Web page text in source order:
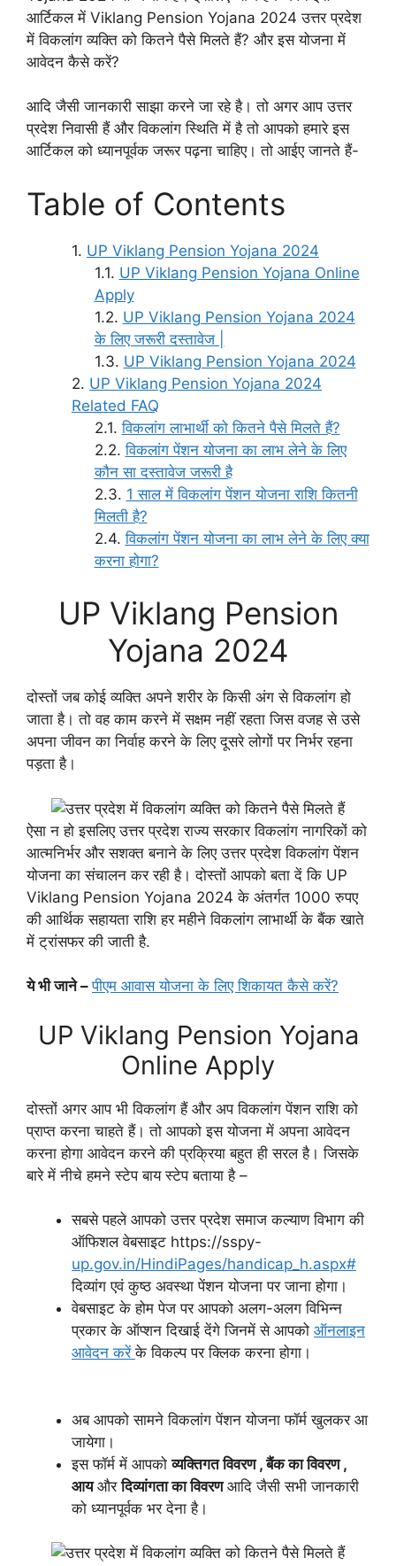
आर्टिकल में Viklang Pension Yojana 2024 उत्तर प्रदेश
में विकलांग व्यक्ति को कितने पैसे मिलते हैं? और इस योजना में
आवेदन कैसे करें?
आदि जैसी जानकारी साझा करने जा रहे है। तो अगर आप उत्तर
प्रदेश निवासी हैं और विकलांग स्थिति में है तो आपको हमारे इस
आर्टिकल को ध्यानपूर्वक जरूर पढ़ना चाहिए। तो आईए जानते हैं-
Table of Contents
UP Viklang Pension Yojana 2024
UP Viklang Pension Yojana Online
Apply
UP Viklang Pension Yojana 2024
के लिए जरूरी दस्तावेज |
UP Viklang Pension Yojana 2024
UP Viklang Pension Yojana 2024
Related FAQ
विकलांग लाभार्थी को कितने पैसे मिलते हैं?
विकलांग पेंशन योजना का लाभ लेने के लिए
कौन सा दस्तावेज जरूरी है
1 साल में विकलांग पेंशन योजना राशि कितनी
मिलती है?
विकलांग पेंशन योजना का लाभ लेने के लिए क्या
करना होगा?
UP Viklang Pension
Yojana 2024
दोस्तों जब कोई व्यक्ति अपने शरीर के किसी अंग से विकलांग हो
जाता है। तो वह काम करने में सक्षम नहीं रहता जिस वजह से उसे
अपना जीवन का निर्वाह करने के लिए दूसरे लोगों पर निर्भर रहना
पड़ता है।
ऐसा न हो इसलिए उत्तर प्रदेश राज्य सरकार विकलांग नागरिकों को
आत्मनिर्भर और सशक्त बनाने के लिए उत्तर प्रदेश विकलांग पेंशन
योजना का संचालन कर रही है। दोस्तों आपको बता दें कि UP
Viklang Pension Yojana 2024 के अंतर्गत 1000 रुपए
की आर्थिक सहायता राशि हर महीने विकलांग लाभार्थी के बैंक खाते
में ट्रांसफर की जाती है.
ये भी जाने –पीएम आवास योजना के लिए शिकायत कैसे करें?
UP Viklang Pension Yojana
Online Apply
दोस्तों अगर आप भी विकलांग हैं और अप विकलांग पेंशन राशि को
प्राप्त करना चाहते हैं। तो आपको इस योजना में अपना आवेदन
करना होगा आवेदन करने की प्रक्रिया बहुत ही सरल है। जिसके
बारे में नीचे हमने स्टेप बाय स्टेप बताया है –
सबसे पहले आपको उत्तर प्रदेश समाज कल्याण विभाग की
ऑफिशल वेबसाइट https://sspy-
up.gov.in/HindiPages/handicap_h.aspx#
दिव्यांग एवं कुष्ठ अवस्था पेंशन योजना पर जाना होगा।
वेबसाइट के होम पेज पर आपको अलग-अलग विभिन्न
प्रकार के ऑप्शन दिखाई देंगे जिनमें से आपको ऑनलाइन
आवेदन करेंके विकल्प पर क्लिक करना होगा।
अब आपको सामने विकलांग पेंशन योजना फॉर्म खुलकर आ
जायेगा।
इस फॉर्म में आपकोव्यक्तिगत विवरण , बैंक का विवरण ,
आयऔरदिव्यांगता का विवरणआदि जैसी सभी जानकारी
को ध्यानपूर्वक भर देना है।